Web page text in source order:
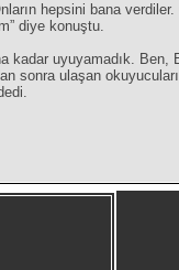
hepsini bana
diye konuştu.
kadar uyuyamadık.
ulaşan